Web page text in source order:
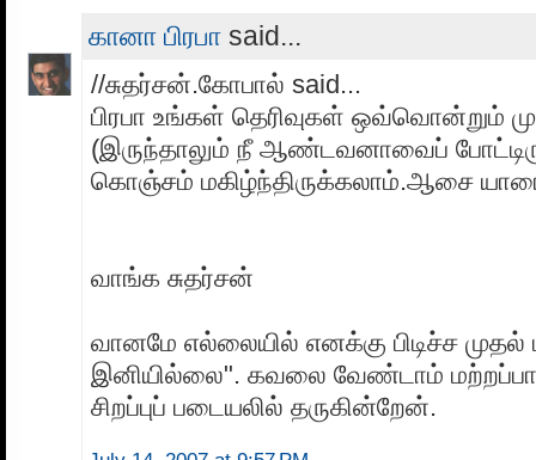
கானா பிரபா said...
//சுதர்சன்.கோபால் said...
பிரபா உங்கள் தெரிவுகள் ஒவ்வொன்றும்
(இருந்தாலும் நீ ஆண்டவனாவைப்
கொஞ்சம் மகிழ்ந்திருக்கலாம்.ஆசை யாரை
வாங்க சுதர்சன்
வானமே எல்லையில் எனக்கு பிடிச்ச முதல்
இனியில்லை". கவலை வேண்டாம்
சிறப்புப் படையலில் தருகின்றேன்.